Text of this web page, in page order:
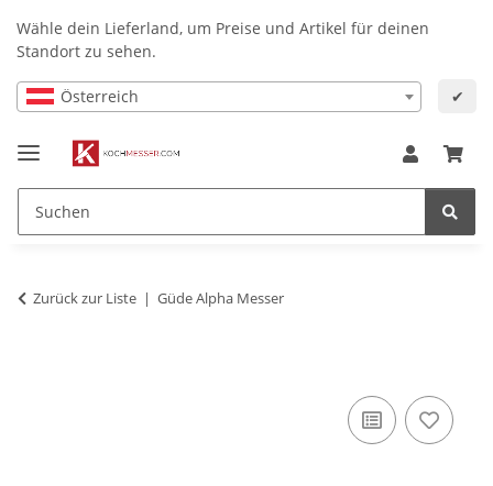
Wähle dein Lieferland, um Preise und Artikel für deinen
Standort zu sehen.
Österreich ✔
Zurück zur Liste Güde Alpha Messer